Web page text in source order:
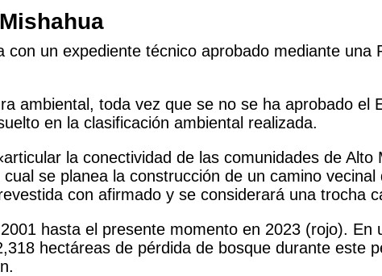
un expediente técnico aprobado mediante una
ambiental, toda vez que se no se ha aprobado el
en la clasificación ambiental realizada.
la conectividad de las comunidades de Alto
se planea la construcción de un camino vecinal
con afirmado y se considerará una trocha
hasta el presente momento en 2023 (rojo). En
hectáreas de pérdida de bosque durante este